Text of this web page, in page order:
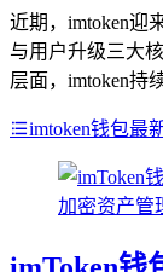
近期，imtoken迎
与用户升级三大
层面，imtoken持
imtoken钱包最